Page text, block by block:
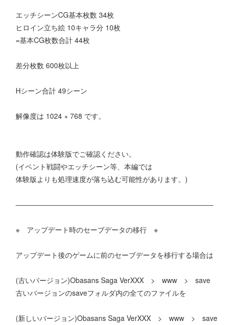
エッチシーンCG基本枚数 34枚
ヒロイン立ち絵 10キャラ分 10枚
=基本CG枚数合計 44枚
差分枚数 600枚以上
Hシーン合計 49シーン
解像度は 1024 × 768 です。
動作確認は体験版でご確認ください。
(イベント戦闘やエッチシーン等、本編では
体験版よりも処理速度が落ち込む可能性があります。)
――――――――――――――――――――――――――――
※ アップデート時のセーブデータの移行 ※
アップデート後のゲームに前のセーブデータを移行する場合は
(古いバージョン)Obasans Saga VerXXX > www > save
古いバージョンのsaveフォルダ内の全てのファイルを
(新しいバージョン)Obasans Saga VerXXX > www > save